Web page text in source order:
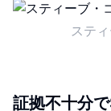
ステ
証拠不十分